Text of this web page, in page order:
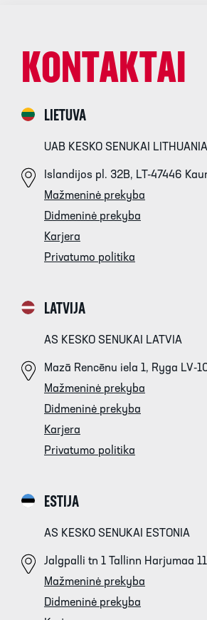
KONTAKTAI
LIETUVA
UAB KESKO SENUKAI LITHUANIA
Islandijos pl. 32B, LT-47446
Mažmeninė prekyba
Didmeninė prekyba
Karjera
Privatumo politika
LATVIJA
AS KESKO SENUKAI LATVIA
Mazā Rencēnu iela 1, Ryga LV-
Mažmeninė prekyba
Didmeninė prekyba
Karjera
Privatumo politika
ESTIJA
AS KESKO SENUKAI ESTONIA
Jalgpalli tn 1 Tallinn Harjumaa
Mažmeninė prekyba
Didmeninė prekyba